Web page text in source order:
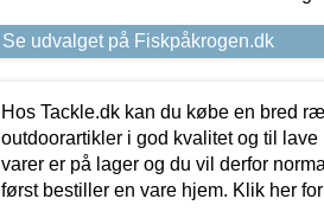
Se udvalget på Fiskpåkrogen.dk
Hos Tackle.dk kan du købe en bred
outdoorartikler i god kvalitet og til
varer er på lager og du vil derfor
først bestiller en vare hjem. Klik her